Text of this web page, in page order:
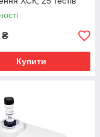
₴
Купити